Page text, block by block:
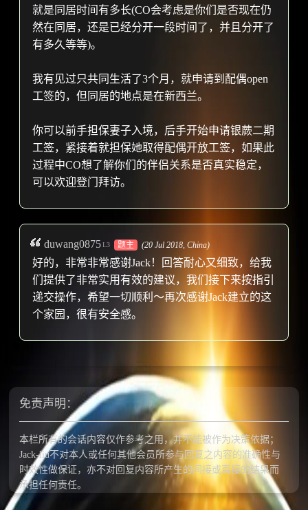
就是同居时间有多长(CO会考虑是你们是否现在仍
然在同居，还是已经分开一段时间了，并且分开了
有多久等等)。
我有见过只共同生活了3个月，就申请到配偶open
工签的，但同居的地点是在新西兰。
你可以前手担保妻子入境，后手开始申请银蕨二期
工签，紧接着就担保她取得配偶开放工签，如果此
过程中CO想了解你们的伴侣关系是否真实稳定，
可以欢迎登门拜访。
duwang0875 L3 题主 (20 Jul 2018,China)
好的，非常非常感谢Jack！回答耐心又细致，给我
们提供了非常实用有效的建议，我们接下来按指引
递交操作，希望一切顺利～再次感谢Jack建立的这
个家园，很有安全感。
免责声明：
本栏所有的会话内容仅作参考之用，并不能被作为决策依据；
Jack-liu不对本人或任何其他会员所参与回复之内容的准确性与
时效性做保证，亦不对回复内容所产生的间接或直接的结果而
承担任何责任。